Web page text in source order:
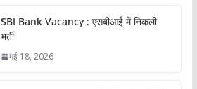
SBI Bank Vacancy : एसबीआई में निकली
भर्ती
मई 18, 2026